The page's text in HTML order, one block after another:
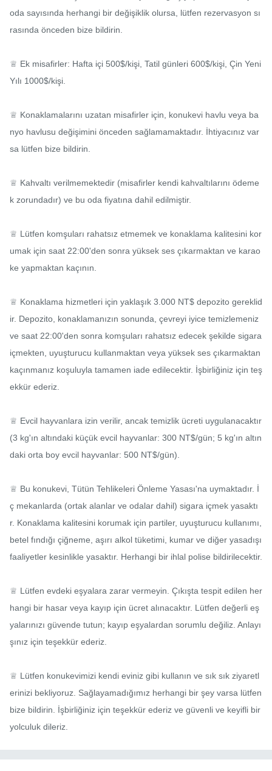
oda sayısında herhangi bir değişiklik olursa, lütfen rezervasyon sı
rasında önceden bize bildirin.
♕ Ek misafirler: Hafta içi 500$/kişi, Tatil günleri 600$/kişi, Çin Yeni
Yılı 1000$/kişi.
♕ Konaklamalarını uzatan misafirler için, konukevi havlu veya ba
nyo havlusu değişimini önceden sağlamamaktadır. İhtiyacınız var
sa lütfen bize bildirin.
♕ Kahvaltı verilmemektedir (misafirler kendi kahvaltılarını ödeme
k zorundadır) ve bu oda fiyatına dahil edilmiştir.
♕ Lütfen komşuları rahatsız etmemek ve konaklama kalitesini kor
umak için saat 22:00'den sonra yüksek ses çıkarmaktan ve karao
ke yapmaktan kaçının.
♕ Konaklama hizmetleri için yaklaşık 3.000 NT$ depozito gereklid
ir. Depozito, konaklamanızın sonunda, çevreyi iyice temizlemeniz
ve saat 22:00'den sonra komşuları rahatsız edecek şekilde sigara
içmekten, uyuşturucu kullanmaktan veya yüksek ses çıkarmaktan
kaçınmanız koşuluyla tamamen iade edilecektir. İşbirliğiniz için teş
ekkür ederiz.
♕ Evcil hayvanlara izin verilir, ancak temizlik ücreti uygulanacaktır
(3 kg'ın altındaki küçük evcil hayvanlar: 300 NT$/gün; 5 kg'ın altın
daki orta boy evcil hayvanlar: 500 NT$/gün).
♕ Bu konukevi, Tütün Tehlikeleri Önleme Yasası'na uymaktadır. İ
ç mekanlarda (ortak alanlar ve odalar dahil) sigara içmek yasaktı
r. Konaklama kalitesini korumak için partiler, uyuşturucu kullanımı,
betel fındığı çiğneme, aşırı alkol tüketimi, kumar ve diğer yasadışı
faaliyetler kesinlikle yasaktır. Herhangi bir ihlal polise bildirilecektir.
♕ Lütfen evdeki eşyalara zarar vermeyin. Çıkışta tespit edilen her
hangi bir hasar veya kayıp için ücret alınacaktır. Lütfen değerli eş
yalarınızı güvende tutun; kayıp eşyalardan sorumlu değiliz. Anlayı
şınız için teşekkür ederiz.
♕ Lütfen konukevimizi kendi eviniz gibi kullanın ve sık sık ziyaretl
erinizi bekliyoruz. Sağlayamadığımız herhangi bir şey varsa lütfen
bize bildirin. İşbirliğiniz için teşekkür ederiz ve güvenli ve keyifli bir
yolculuk dileriz.